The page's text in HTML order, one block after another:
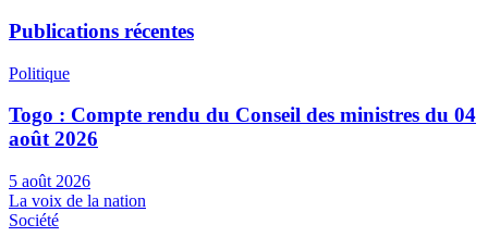
Publications récentes
Politique
Togo : Compte rendu du Conseil des ministres du 04
août 2026
5 août 2026
La voix de la nation
Société